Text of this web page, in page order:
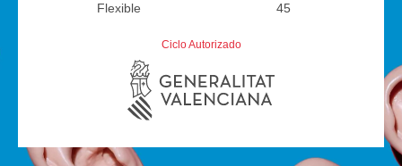
Flexible
45
Ciclo Autorizado